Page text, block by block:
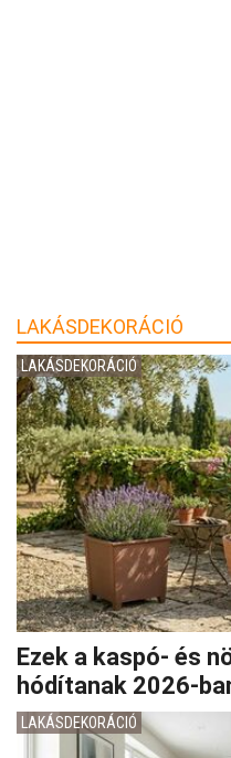
LAKÁSDEKORÁCIÓ
LAKÁSDEKORÁCIÓ
Ezek a kaspó- és
hódítanak 2026-
LAKÁSDEKORÁCIÓ